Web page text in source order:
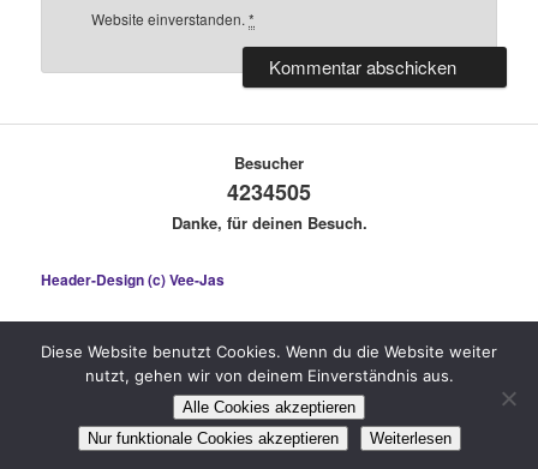
Website einverstanden.*
Besucher
4234505
Danke, für deinen Besuch.
Header-Design (c) Vee-Jas
Stolz präsentiert von WordPress
Diese Website benutzt Cookies. Wenn du die Website weiter
nutzt, gehen wir von deinem Einverständnis aus.
Alle Cookies akzeptieren
Nur funktionale Cookies akzeptieren
Weiterlesen